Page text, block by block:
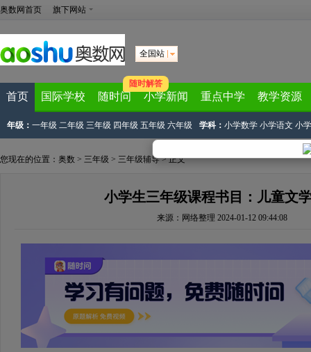
奥数网首页 旗下网站
全国站
首页 国际学校 随时问
随时解答
小学新闻 重点中学 教学资源
年级： 一年级 二年级 三年级 四年级 五年级 六年级 学科： 小学数学 小学语文 小
您现在的位置： 奥数 > 三年级 > 三年级辅导> 正文
小学生三年级课程书目：儿童文
来源： 网络整理 2024-01-12 09:44:08